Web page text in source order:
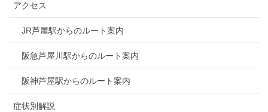
アクセス
JR芦屋駅からのルート案内
阪急芦屋川駅からのルート案内
阪神芦屋駅からのルート案内
症状別解説